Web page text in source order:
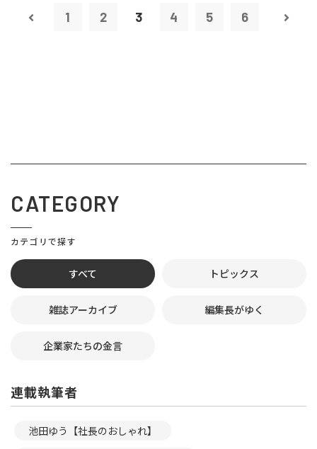
1 2 3 4 5 6
CATEGORY
カテゴリで探す
すべて トピックス
雑誌アーカイブ 編集長がゆく
企業家たちの金言
連載執筆者
池田ゆう【社長のおしゃれ】